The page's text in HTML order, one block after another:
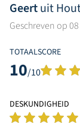
Geertuit
Geschreven op
TOTAALSCORE
10/10
DESKUNDIGHEID